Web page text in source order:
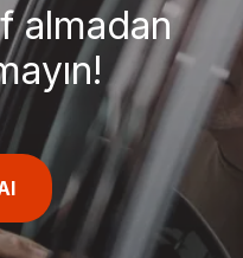
almadan